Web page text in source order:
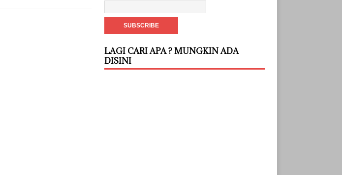
LAGI CARI APA ? MUNGKIN ADA
DISINI